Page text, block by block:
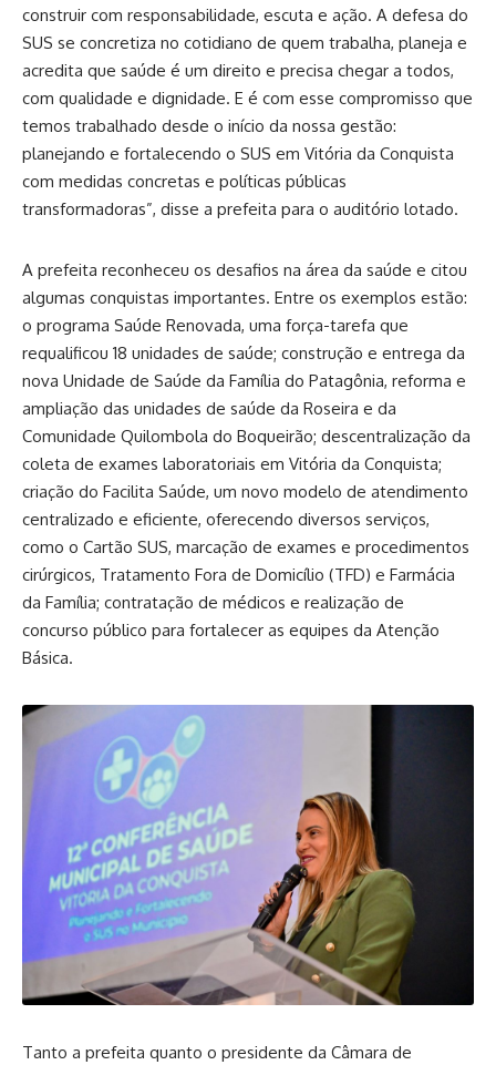
construir com responsabilidade, escuta e ação. A defesa do
SUS se concretiza no cotidiano de quem trabalha, planeja e
acredita que saúde é um direito e precisa chegar a todos,
com qualidade e dignidade. E é com esse compromisso que
temos trabalhado desde o início da nossa gestão:
planejando e fortalecendo o SUS em Vitória da Conquista
com medidas concretas e políticas públicas
transformadoras”, disse a prefeita para o auditório lotado.
A prefeita reconheceu os desafios na área da saúde e citou
algumas conquistas importantes. Entre os exemplos estão:
o programa Saúde Renovada, uma força-tarefa que
requalificou 18 unidades de saúde; construção e entrega da
nova Unidade de Saúde da Família do Patagônia, reforma e
ampliação das unidades de saúde da Roseira e da
Comunidade Quilombola do Boqueirão; descentralização da
coleta de exames laboratoriais em Vitória da Conquista;
criação do Facilita Saúde, um novo modelo de atendimento
centralizado e eficiente, oferecendo diversos serviços,
como o Cartão SUS, marcação de exames e procedimentos
cirúrgicos, Tratamento Fora de Domicílio (TFD) e Farmácia
da Família; contratação de médicos e realização de
concurso público para fortalecer as equipes da Atenção
Básica.
Tanto a prefeita quanto o presidente da Câmara de